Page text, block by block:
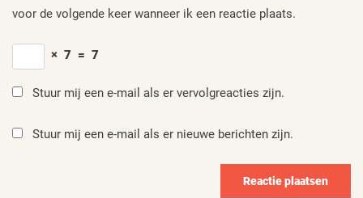
voor de volgende keer wanneer ik een reactie plaats.
× 7 = 7
Stuur mij een e-mail als er vervolgreacties zijn.
Stuur mij een e-mail als er nieuwe berichten zijn.